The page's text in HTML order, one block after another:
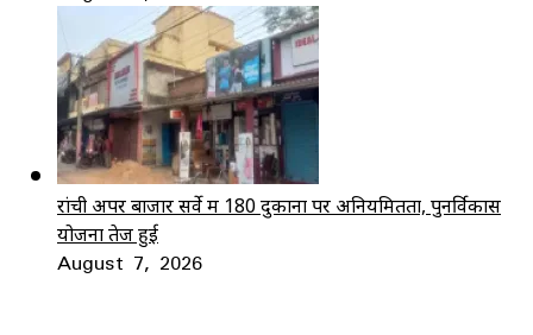
रांची अपर बाजार सर्वे में 180 दुकानों पर अनियमितता, पुनर्विकास
योजना तेज हुई
August 7, 2026